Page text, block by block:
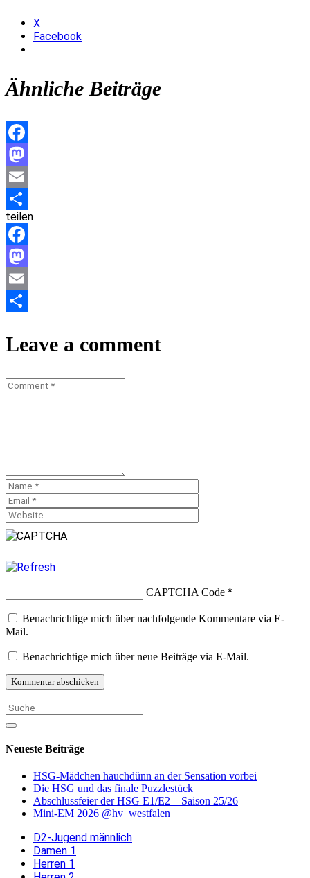
X
Facebook
Ähnliche Beiträge
Facebook
Mastodon
Email
Teilen
teilen
Facebook
Mastodon
Email
Leave a comment
CAPTCHA Code *
Benachrichtige mich über nachfolgende Kommentare via E-
Mail.
Benachrichtige mich über neue Beiträge via E-Mail.
Neueste Beiträge
HSG-Mädchen hauchdünn an der Sensation vorbei
Die HSG und das finale Puzzlestück
Abschlussfeier der HSG E1/E2 – Saison 25/26
Mini-EM 2026 @hv_westfalen
D2-Jugend männlich
Damen 1
Herren 1